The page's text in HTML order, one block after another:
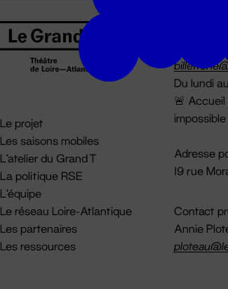
Le projet
Les saisons mobiles
L'atelier du Grand T
La politique RSE
L'équipe
Le réseau Loire-Atlantique
Les partenaires
Les ressources
Du lundi
🚨
Adresse
19 rue
Contact
Annie